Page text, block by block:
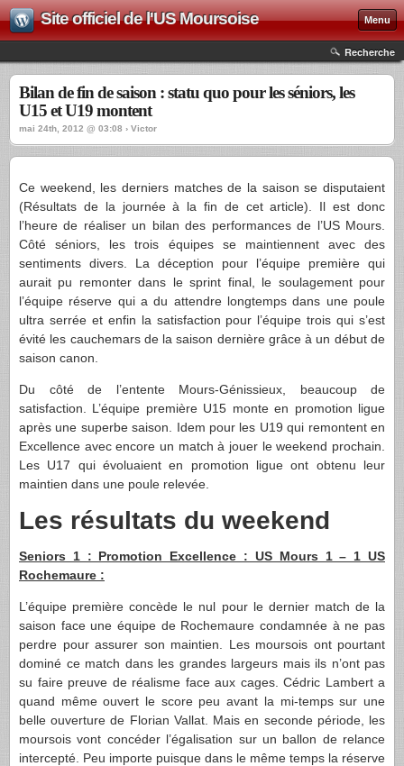
Site officiel de l'US Moursoise Menu
Recherche
Bilan de fin de saison : statu quo pour les séniors, les
U15 et U19 montent
mai 24th, 2012 @ 03:08 › Victor
Ce weekend, les derniers matches de la saison se disputaient
(Résultats de la journée à la fin de cet article). Il est donc
l’heure de réaliser un bilan des performances de l’US Mours.
Côté séniors, les trois équipes se maintiennent avec des
sentiments divers. La déception pour l’équipe première qui
aurait pu remonter dans le sprint final, le soulagement pour
l’équipe réserve qui a du attendre longtemps dans une poule
ultra serrée et enfin la satisfaction pour l’équipe trois qui s’est
évité les cauchemars de la saison dernière grâce à un début de
saison canon.
Du côté de l’entente Mours-Génissieux, beaucoup de
satisfaction. L’équipe première U15 monte en promotion ligue
après une superbe saison. Idem pour les U19 qui remontent en
Excellence avec encore un match à jouer le weekend prochain.
Les U17 qui évoluaient en promotion ligue ont obtenu leur
maintien dans une poule relevée.
Les résultats du weekend
Seniors 1 : Promotion Excellence : US Mours 1 – 1 US
Rochemaure :
L’équipe première concède le nul pour le dernier match de la
saison face une équipe de Rochemaure condamnée à ne pas
perdre pour assurer son maintien. Les moursois ont pourtant
dominé ce match dans les grandes largeurs mais ils n’ont pas
su faire preuve de réalisme face aux cages. Cédric Lambert a
quand même ouvert le score peu avant la mi-temps sur une
belle ouverture de Florian Vallat. Mais en seconde période, les
moursois vont concéder l’égalisation sur un ballon de relance
intercepté. Peu importe puisque dans le même temps la réserve